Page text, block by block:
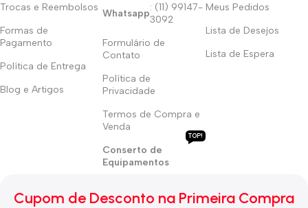
Trocas e Reembolsos
Formas de
Pagamento
Política de Entrega
Blog e Artigos
Whatsapp
: (11) 99147-
3092
Formulário de
Contato
Política de
Privacidade
Termos de Compra e
Venda
Conserto de
Equipamentos
TOP!
Meus Pedidos
Lista de Desejos
Lista de Espera
Cupom de Desconto na Primeira Compra